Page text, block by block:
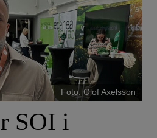
Foto: Olof Axelsson
SOI i